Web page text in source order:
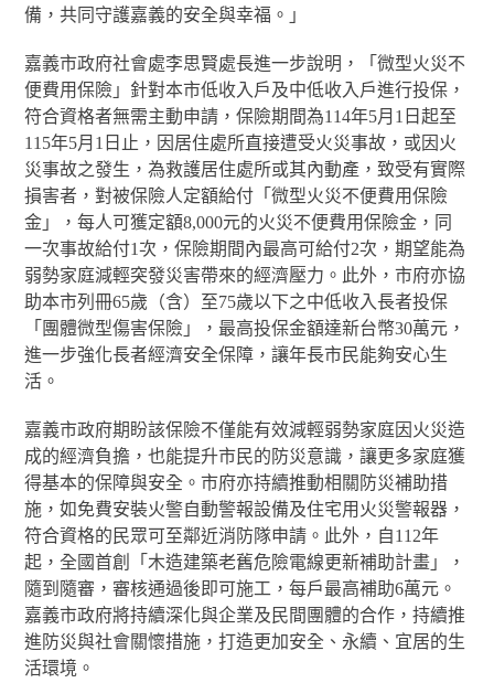
備，共同守護嘉義的安全與幸福。」
嘉義市政府社會處李思賢處長進一步說明，「微型火災不
便費用保險」針對本市低收入戶及中低收入戶進行投保，
符合資格者無需主動申請，保險期間為114年5月1日起至
115年5月1日止，因居住處所直接遭受火災事故，或因火
災事故之發生，為救護居住處所或其內動產，致受有實際
損害者，對被保險人定額給付「微型火災不便費用保險
金」，每人可獲定額8,000元的火災不便費用保險金，同
一次事故給付1次，保險期間內最高可給付2次，期望能為
弱勢家庭減輕突發災害帶來的經濟壓力。此外，市府亦協
助本市列冊65歲（含）至75歲以下之中低收入長者投保
「團體微型傷害保險」，最高投保金額達新台幣30萬元，
進一步強化長者經濟安全保障，讓年長市民能夠安心生
活。
嘉義市政府期盼該保險不僅能有效減輕弱勢家庭因火災造
成的經濟負擔，也能提升市民的防災意識，讓更多家庭獲
得基本的保障與安全。市府亦持續推動相關防災補助措
施，如免費安裝火警自動警報設備及住宅用火災警報器，
符合資格的民眾可至鄰近消防隊申請。此外，自112年
起，全國首創「木造建築老舊危險電線更新補助計畫」，
隨到隨審，審核通過後即可施工，每戶最高補助6萬元。
嘉義市政府將持續深化與企業及民間團體的合作，持續推
進防災與社會關懷措施，打造更加安全、永續、宜居的生
活環境。